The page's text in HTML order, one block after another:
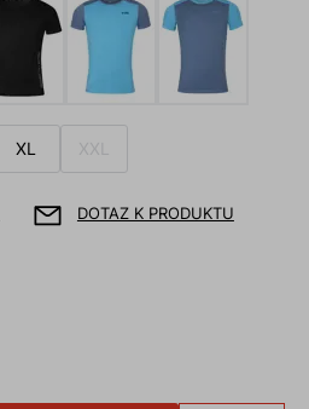
XL XXL
DOTAZ K PRODUKTU